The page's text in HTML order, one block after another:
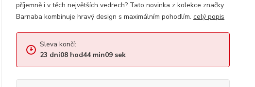
příjemně i v těch největších vedrech? Tato novinka z kolekce značky
Barnaba kombinuje hravý design s maximálním pohodlím. celý popis
Sleva končí:
23 dní08hod44min09sek